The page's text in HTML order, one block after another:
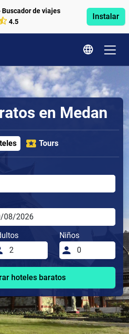
Buscador de viajes
4.5
Instalar
en Medan
Tours
Niños
hoteles baratos